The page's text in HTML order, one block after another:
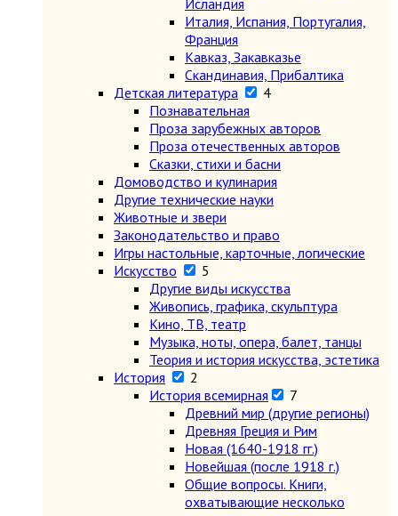
Исландия
Италия, Испания, Португалия,
Франция
Кавказ, Закавказье
Скандинавия, Прибалтика
Детская литература
4
Познавательная
Проза зарубежных авторов
Проза отечественных авторов
Сказки, стихи и басни
Домоводство и кулинария
Другие технические науки
Животные и звери
Законодательство и право
Игры настольные, карточные, логические
Искусство
5
Другие виды искусства
Живопись, графика, скульптура
Кино, ТВ, театр
Музыка, ноты, опера, балет, танцы
Теория и история искусства, эстетика
История
2
История всемирная
7
Древний мир (другие регионы)
Древняя Греция и Рим
Новая (1640-1918 гг.)
Новейшая (после 1918 г.)
Общие вопросы. Книги,
охватывающие несколько